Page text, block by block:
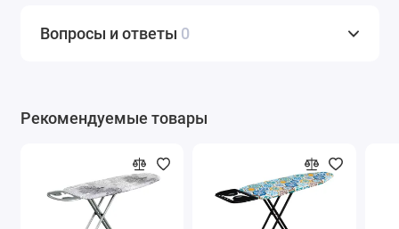
Вопросы и ответы 0
Рекомендуемые товары